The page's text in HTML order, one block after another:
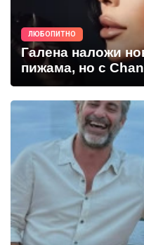
ЛЮБОПИТНО
Галена наложи
пижама, но с